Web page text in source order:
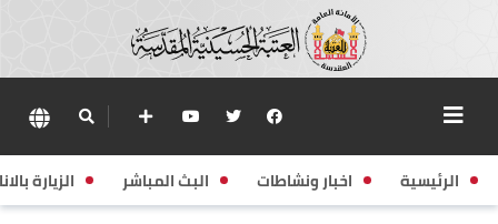
الرئيسية اخبار ونشاطات البث المباشر الزيارة